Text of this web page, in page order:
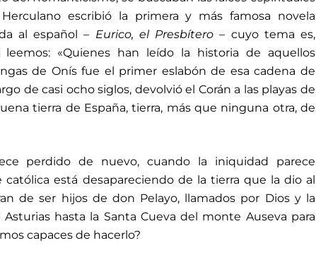
escribió la primera y más famosa novela
al español – Eurico, el Presbítero – cuyo tema es,
leemos: «Quienes han leído la historia de aquellos
de Onís fue el primer eslabón de esa cadena de
de casi ocho siglos, devolvió el Corán a las playas de
tierra de España, tierra, más que ninguna otra, de
perdido de nuevo, cuando la iniquidad parece
está desapareciendo de la tierra que la dio al
de ser hijos de don Pelayo, llamados por Dios y la
hasta la Santa Cueva del monte Auseva para
capaces de hacerlo?